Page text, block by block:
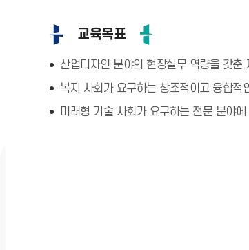
교육목표
산업디자인 분야의 현장실무 역량을 갖춘
복지 사회가 요구하는 창조적이고 융합적
미래형 기술 사회가 요구하는 전문 분야